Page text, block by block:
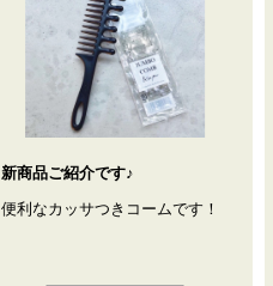
新商品ご紹介です♪
便利なカッサつきコームです！